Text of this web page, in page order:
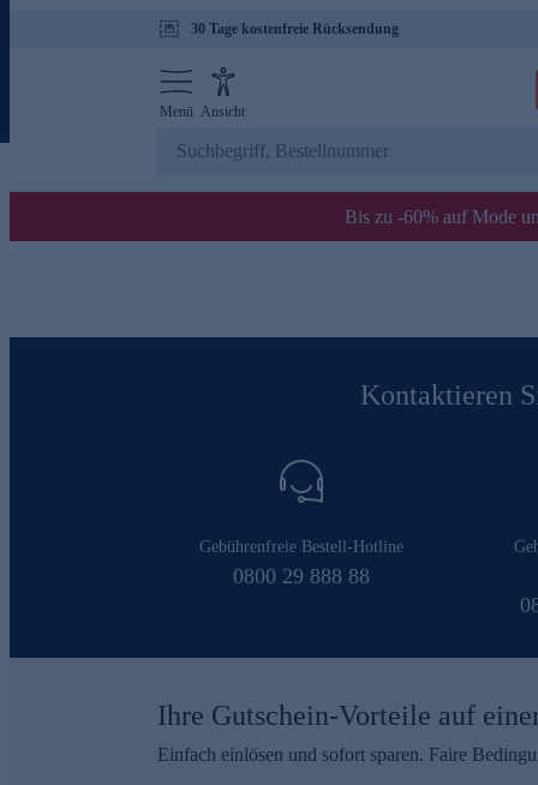
30 Tage kostenfreie Rücksendung
Menü Ansicht
Bis zu -60% auf Mode
Kontaktieren
Gebührenfreie Bestell-Hotline
0800 29 888 88
Ihre Gutschein-Vorteile auf
Einfach einlösen und sofort sparen. Faire